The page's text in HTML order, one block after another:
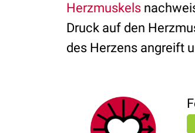
Herzmuskels
Druck auf den
des Herzens angreift